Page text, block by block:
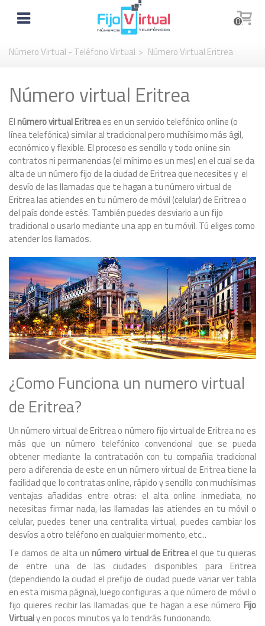
0
Número Virtual - Teléfono Virtual > Número Virtual Eritrea
Número virtual Eritrea
Elnúmero virtual Eritreaes en un servicio telefónico online (o
línea telefónica) similar al tradicional pero muchísimo más ágil,
económico y flexible. El proceso es sencillo y todo online sin
contratos ni permanencias (el mínimo es un mes) en el cual se da
alta de un número fijo de la ciudad de Eritrea que necesites y el
desvío de las llamadas que te hagan a tu número virtual de
Eritrea las atiendes en tu número de móvil (celular) de Eritrea o
del país donde estés. También puedes desviarlo a un fijo
tradicional o usarlo mediante una app en tu móvil. Tú eliges como
atender los llamados.
¿Como Funciona un numero virtual
de Eritrea?
Un número virtual de Eritrea o número fijo virtual de Eritrea no es
más que un número telefónico convencional que se pueda
obtener mediante la contratación con tu compañia tradicional
pero a diferencia de este en un número virtual de Eritrea tiene la
facilidad que lo contratas online, rápido y sencillo con muchísimas
ventajas añadidas entre otras: el alta online inmediata, no
necesitas firmar nada, las llamadas las atiendes en tu móvil o
celular, puedes tener una centralita virtual, puedes cambiar los
desvíos a otro teléfono en cualquier momento, etc...
Te damos de alta unnúmero virtual de Eritreael que tu quieras
de entre una de las ciudades disponibles para Eritrea
(dependiendo la ciudad el prefijo de ciudad puede variar ver tabla
en esta misma página), luego configuras a que número de móvil o
fijo quieres recibir las llamadas que te hagan a ese número Fijo
Virtualy en pocos minutos ya lo tendrás funcionando.